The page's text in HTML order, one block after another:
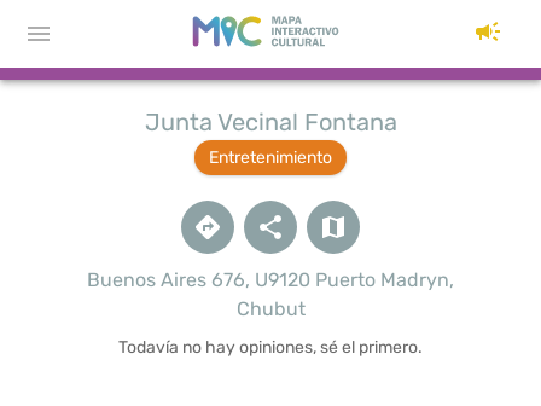
Junta Vecinal Fontana
Entretenimiento
Buenos Aires 676, U9120 Puerto Madryn,
Chubut
Todavía no hay opiniones, sé el primero.